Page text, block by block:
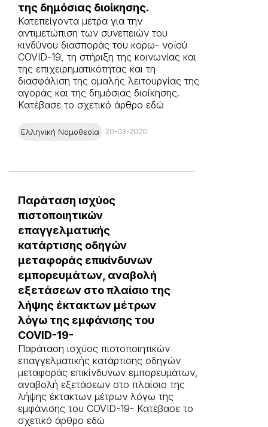
της δημόσιας διοίκησης.
Κατεπείγοντα μέτρα για την
αντιμετώπιση των συνεπειών του
κινδύνου διασποράς του κορω- νοϊού
COVID-19, τη στήριξη της κοινωνίας και
της επιχειρηματικότητας και τη
διασφάλιση της ομαλής λειτουργίας της
αγοράς και της δημόσιας διοίκησης.
Κατέβασε το σχετικό άρθρο εδώ
Ελληνική Νομοθεσία 20-03-2020
Παράταση ισχύος
πιστοποιητικών
επαγγελματικής
κατάρτισης οδηγών
μεταφοράς επικίνδυνων
εμπορευμάτων, αναβολή
εξετάσεων στο πλαίσιο της
λήψης έκτακτων μέτρων
λόγω της εμφάνισης του
COVID-19-
Παράταση ισχύος πιστοποιητικών
επαγγελματικής κατάρτισης οδηγών
μεταφοράς επικίνδυνων εμπορευμάτων,
αναβολή εξετάσεων στο πλαίσιο της
λήψης έκτακτων μέτρων λόγω της
εμφάνισης του COVID-19- Κατέβασε το
σχετικό άρθρο εδώ